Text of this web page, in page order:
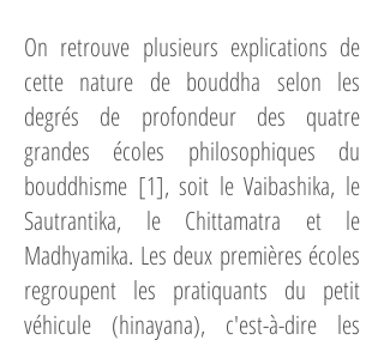
On retrouve plusieurs explications de
cette nature de bouddha selon les
degrés de profondeur des quatre
grandes écoles philosophiques du
bouddhisme [1], soit le Vaibashika, le
Sautrantika, le Chittamatra et le
Madhyamika. Les deux premières écoles
regroupent les pratiquants du petit
véhicule (hinayana), c'est-à-dire les